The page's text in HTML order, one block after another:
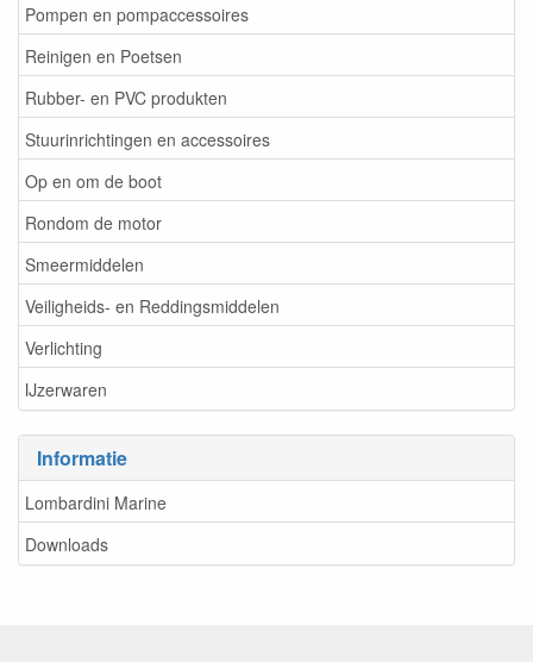
Pompen en pompaccessoires
Reinigen en Poetsen
Rubber- en PVC produkten
Stuurinrichtingen en accessoires
Op en om de boot
Rondom de motor
Smeermiddelen
Veiligheids- en Reddingsmiddelen
Verlichting
IJzerwaren
Informatie
Lombardini Marine
Downloads